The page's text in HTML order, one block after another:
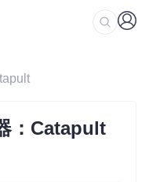
：Catapult